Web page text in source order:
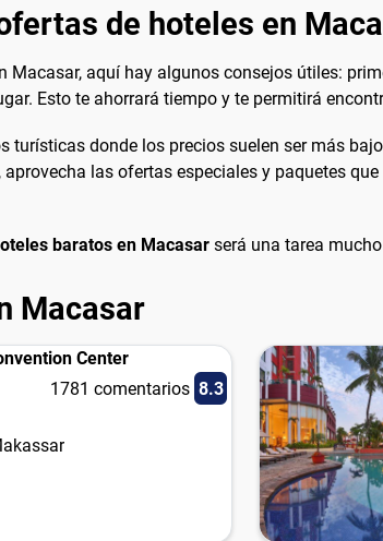
de hoteles en
Macasar, aquí hay algunos consejos útiles:
Esto te ahorrará tiempo y te permitirá
turísticas donde los precios suelen ser más
las ofertas especiales y paquetes
baratos en Macasar será una tarea
Macasar
Center
1781 comentarios 8.3